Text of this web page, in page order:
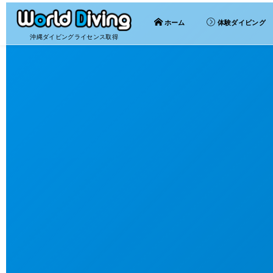
沖縄ダイビングライセンス取得
ホーム 体験ダイビング